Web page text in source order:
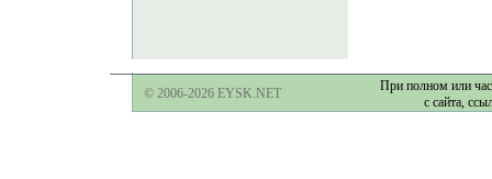
© 2006-2026 EYSK.NET
При полном или
с сайта,